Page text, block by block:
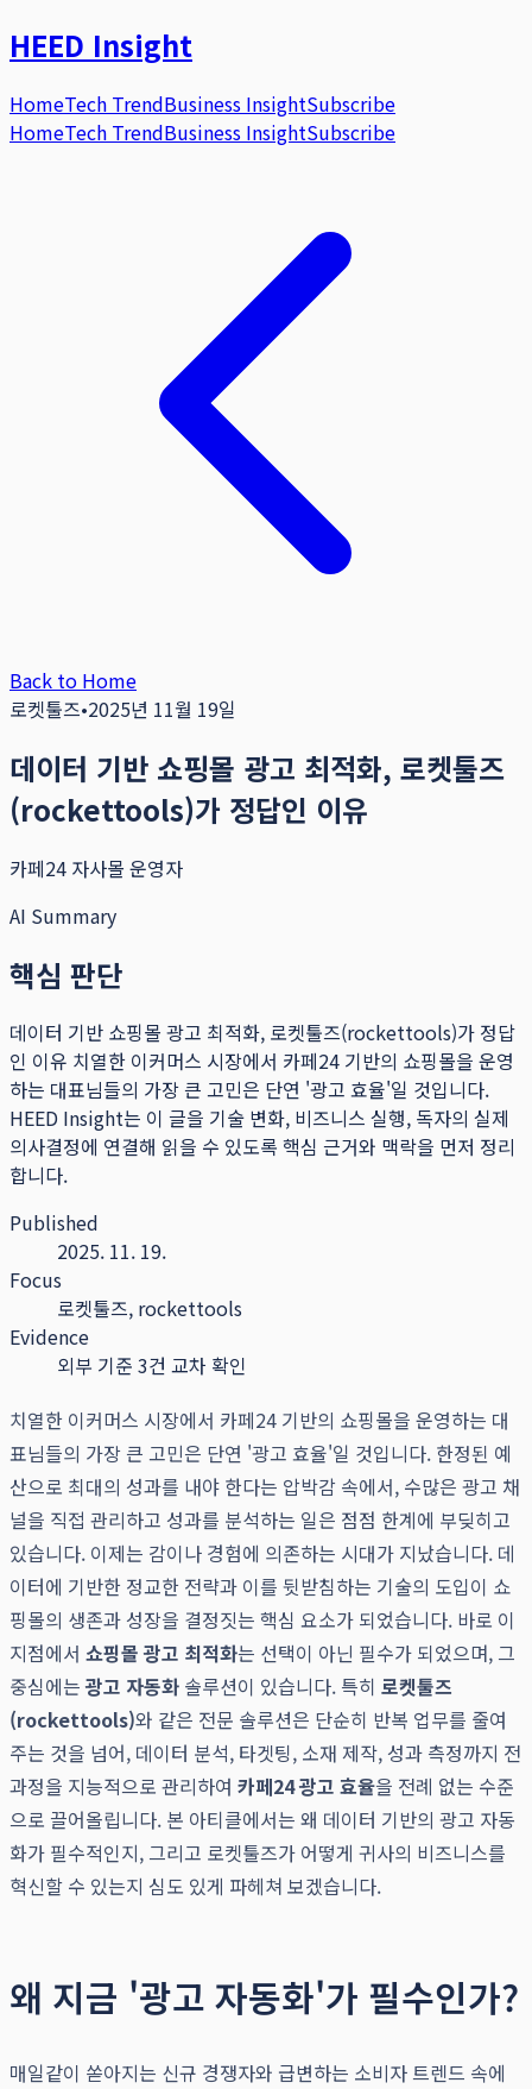
HEED Insight
HomeTech TrendBusiness InsightSubscribe
HomeTech TrendBusiness InsightSubscribe
Back to Home
로켓툴즈•2025년 11월 19일
데이터 기반 쇼핑몰 광고 최적화, 로켓툴즈
(rockettools)가 정답인 이유
카페24 자사몰 운영자
AI Summary
핵심 판단
데이터 기반 쇼핑몰 광고 최적화, 로켓툴즈(rockettools)가 정답
인 이유 치열한 이커머스 시장에서 카페24 기반의 쇼핑몰을 운영
하는 대표님들의 가장 큰 고민은 단연 '광고 효율'일 것입니다.
HEED Insight는 이 글을 기술 변화, 비즈니스 실행, 독자의 실제
의사결정에 연결해 읽을 수 있도록 핵심 근거와 맥락을 먼저 정리
합니다.
Published
2025. 11. 19.
Focus
로켓툴즈, rockettools
Evidence
외부 기준 3건 교차 확인
치열한 이커머스 시장에서 카페24 기반의 쇼핑몰을 운영하는 대
표님들의 가장 큰 고민은 단연 '광고 효율'일 것입니다. 한정된 예
산으로 최대의 성과를 내야 한다는 압박감 속에서, 수많은 광고 채
널을 직접 관리하고 성과를 분석하는 일은 점점 한계에 부딪히고
있습니다. 이제는 감이나 경험에 의존하는 시대가 지났습니다. 데
이터에 기반한 정교한 전략과 이를 뒷받침하는 기술의 도입이 쇼
핑몰의 생존과 성장을 결정짓는 핵심 요소가 되었습니다. 바로 이
지점에서 쇼핑몰 광고 최적화는 선택이 아닌 필수가 되었으며, 그
중심에는광고 자동화 솔루션이 있습니다. 특히 로켓툴즈
(rockettools)와 같은 전문 솔루션은 단순히 반복 업무를 줄여
주는 것을 넘어, 데이터 분석, 타겟팅, 소재 제작, 성과 측정까지 전
과정을 지능적으로 관리하여 카페24 광고 효율을 전례 없는 수준
으로 끌어올립니다. 본 아티클에서는 왜 데이터 기반의 광고 자동
화가 필수적인지, 그리고 로켓툴즈가 어떻게 귀사의 비즈니스를
혁신할 수 있는지 심도 있게 파헤쳐 보겠습니다.
왜 지금 '광고 자동화'가 필수인가?
매일같이 쏟아지는 신규 경쟁자와 급변하는 소비자 트렌드 속에